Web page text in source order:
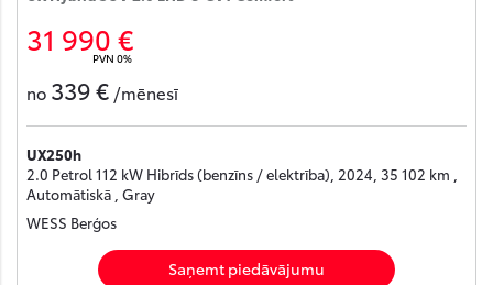
31 990 €
PVN 0%
no 339 € /mēnesī
UX250h
2.0 Petrol 112 kW Hibrīds (benzīns / elektrība), 2024, 35 102 km ,
Automātiskā , Gray
WESS Berģos
Saņemt piedāvājumu